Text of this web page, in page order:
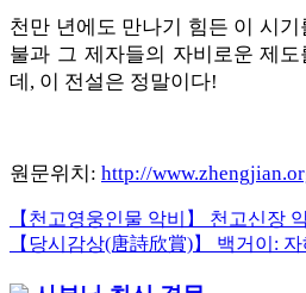
천만 년에도 만나기 힘든 이 시
불과 그 제자들의 자비로운 제
데, 이 전설은 정말이다!
원문위치: http://
글
내
Previous
Post:
【천고영웅인물 악비】 천고신장
Next
【당시감상(唐詩欣賞)】 백거이: